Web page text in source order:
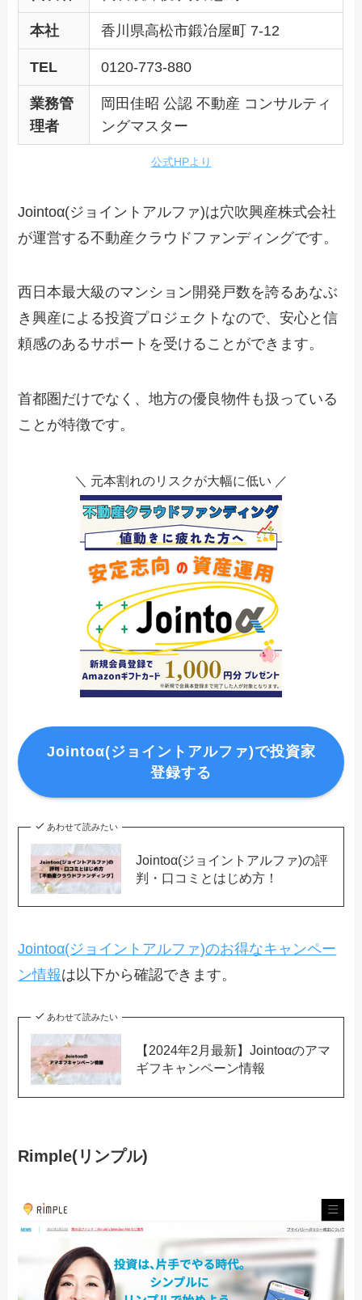
本社 香川県高松市鍛冶屋町 7-12
TEL 0120-773-880
業務管
理者
岡田佳昭 公認 不動産 コンサルティ
ングマスター
公式HPより
Jointoα(ジョイントアルファ)は穴吹興産株式会社
が運営する不動産クラウドファンディングです。
西日本最大級のマンション開発戸数を誇るあなぶ
き興産による投資プロジェクトなので、安心と信
頼感のあるサポートを受けることができます。
首都圏だけでなく、地方の優良物件も扱っている
ことが特徴です。
＼ 元本割れのリスクが大幅に低い ／
Jointoα(ジョイントアルファ)で投資家
登録する
あわせて読みたい
Jointoα(ジョイントアルファ)の評
判・口コミとはじめ方！
Jointoα(ジョイントアルファ)のお得なキャンペー
ン情報は以下から確認できます。
あわせて読みたい
【2024年2月最新】Jointoαのアマ
ギフキャンペーン情報
Rimple(リンプル)